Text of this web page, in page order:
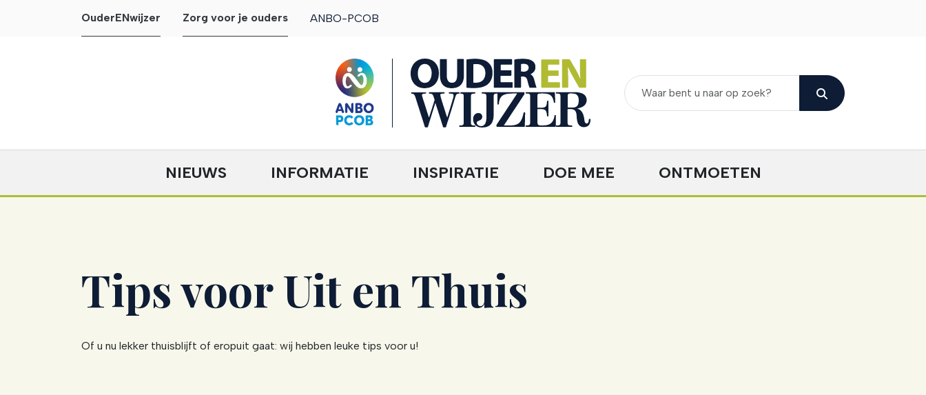
OuderENwijzer Zorg voor je ouders ANBO-PCOB
OuderENwijzer
NIEUWS INFORMATIE INSPIRATIE DOE MEE ONTMOETEN
Tips voor Uit en Thuis
Of u nu lekker thuisblijft of eropuit gaat: wij hebben leuke tips voor u!